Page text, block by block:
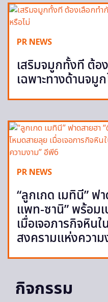
PR NEWS
เสริมจมูกทั้งที ต้อ
เฉพาะทางด้านจมู
PR NEWS
“ลูกเกด เมทินี” ฟ
แพท-ซานิ” พร้อม
เมื่อเจอภารกิจหิน
สงครามแห่งความ
กิจกรรม